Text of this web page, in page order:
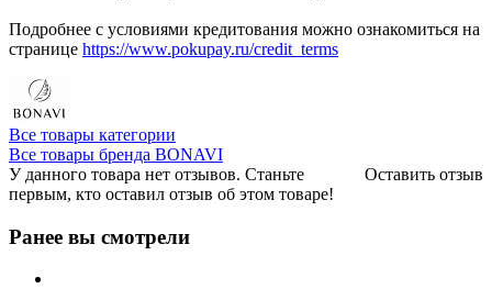
Подробнее с условиями кредитования можно ознакомиться на
странице https://www.pokupay.ru/credit_terms
Все товары категории
Все товары бренда BONAVI
Оставить отзыв
У данного товара нет отзывов. Станьте
первым, кто оставил отзыв об этом товаре!
Ранее вы смотрели